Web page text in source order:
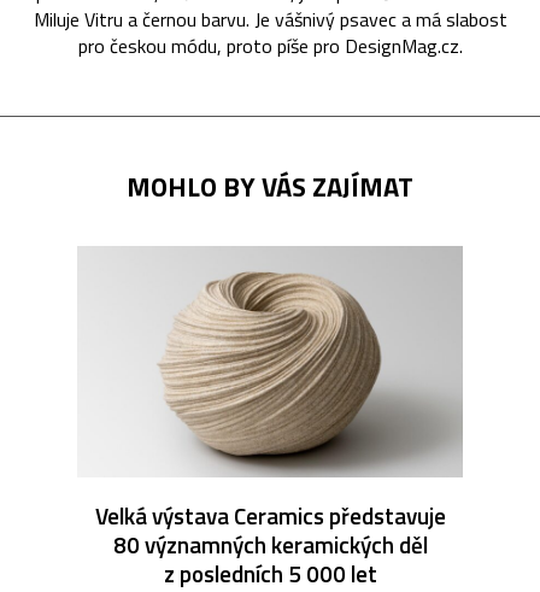
Miluje Vitru a černou barvu. Je vášnivý psavec a má slabost
pro českou módu, proto píše pro DesignMag.cz.
MOHLO BY VÁS ZAJÍMAT
Velká výstava Ceramics představuje
80 významných keramických děl
z posledních 5 000 let